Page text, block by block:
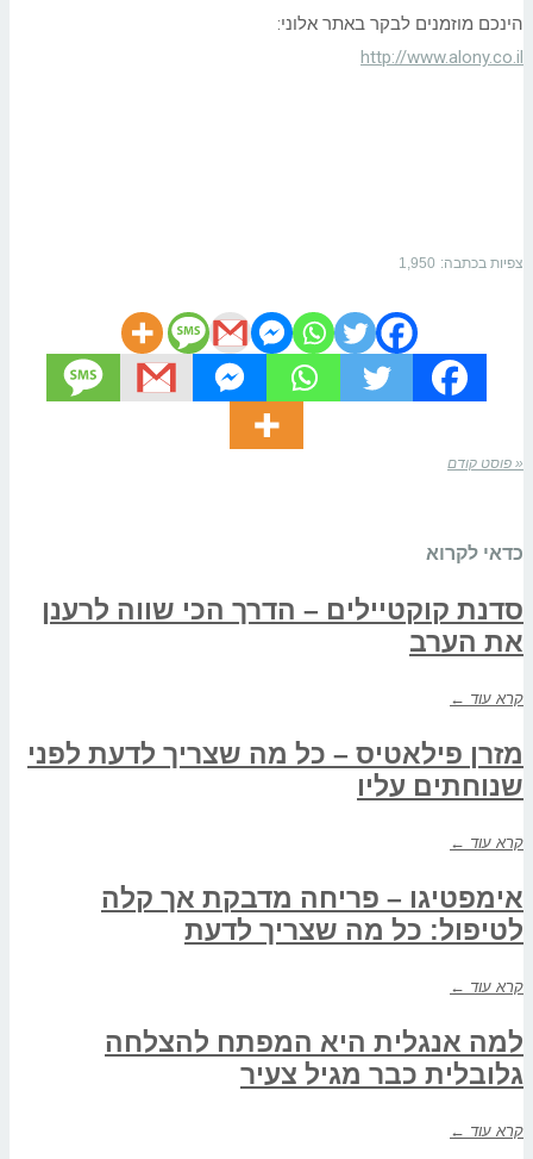
הינכם מוזמנים לבקר באתר אלוני:
http://www.alony.co.il
צפיות בכתבה: 1,950
« פוסט קודם
כדאי לקרוא
סדנת קוקטיילים – הדרך הכי שווה לרענן
את הערב
קרא עוד ←
מזרן פילאטיס – כל מה שצריך לדעת לפני
שנוחתים עליו
קרא עוד ←
אימפטיגו – פריחה מדבקת אך קלה
לטיפול: כל מה שצריך לדעת
קרא עוד ←
למה אנגלית היא המפתח להצלחה
גלובלית כבר מגיל צעיר
קרא עוד ←